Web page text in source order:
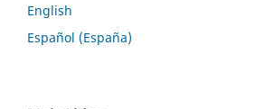
English
Español (España)